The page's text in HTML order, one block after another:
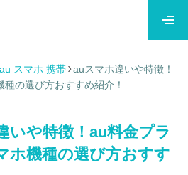
au スマホ 携帯
auスマホ違いや特徴！
の選び方おすすめ紹介！
いや特徴！au料金プラ
ホ機種の選び方おすす